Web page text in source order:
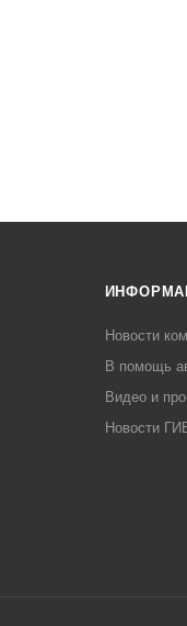
Новости
В помощь
Видео и
Новости